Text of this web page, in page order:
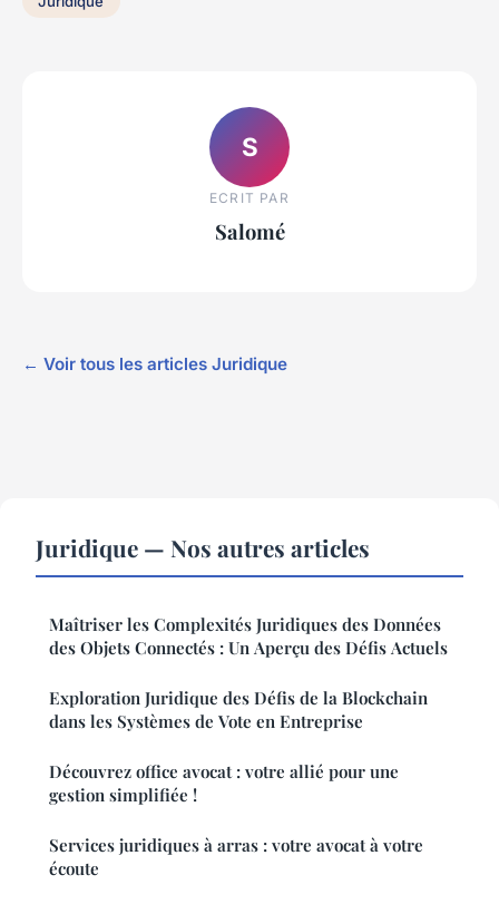
S
ECRIT PAR
Salomé
← Voir tous les articles Juridique
Juridique — Nos autres articles
Maîtriser les Complexités Juridiques des Données
des Objets Connectés : Un Aperçu des Défis Actuels
Exploration Juridique des Défis de la Blockchain
dans les Systèmes de Vote en Entreprise
Découvrez office avocat : votre allié pour une
gestion simplifiée !
Services juridiques à arras : votre avocat à votre
écoute